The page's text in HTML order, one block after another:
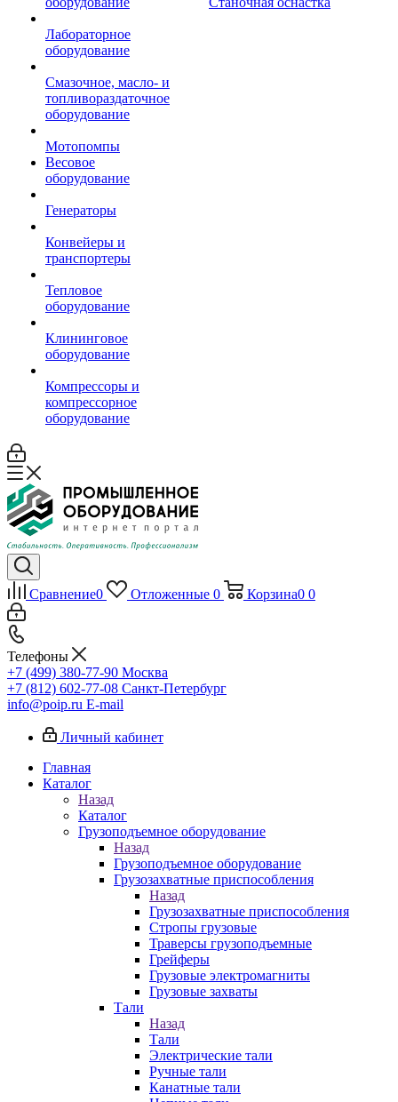
Лабораторное
оборудование
Смазочное, масло- и
топливораздаточное
оборудование
Мотопомпы
Весовое
оборудование
Генераторы
Конвейеры и
транспортеры
Тепловое
оборудование
Клининговое
оборудование
Компрессоры и
компрессорное
оборудование
Сравнение0 Отложенные 0 Корзина0 0
Телефоны
+7 (499) 380-77-90 Москва
+7 (812) 602-77-08 Санкт-Петербург
info@poip.ru E-mail
Личный кабинет
Главная
Каталог
Назад
Каталог
Грузоподъемное оборудование
Назад
Грузоподъемное оборудование
Грузозахватные приспособления
Назад
Грузозахватные приспособления
Стропы грузовые
Траверсы грузоподъемные
Грейферы
Грузовые электромагниты
Грузовые захваты
Тали
Назад
Тали
Электрические тали
Ручные тали
Канатные тали